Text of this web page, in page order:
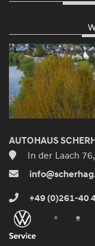
AUTOHAUS
In der Laach
+49 (0)261-40